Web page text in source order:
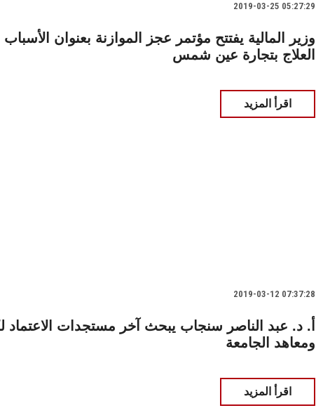
2019-03-25 05:27:29
وزير المالية يفتتح مؤتمر عجز الموازنة بعنوان
العلاج بتجارة عين شمس
اقرأ المزيد
2019-03-12 07:37:28
أ. د. عبد الناصر سنجاب يبحث آخر مستجدات الاعتماد
ومعاهد الجامعة
اقرأ المزيد